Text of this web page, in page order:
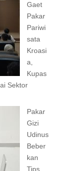
Gaet
Pakar
Pariwi
sata
Kroasi
a,
Kupas
Sektor
Pakar
Gizi
Udinus
Beber
kan
Tips